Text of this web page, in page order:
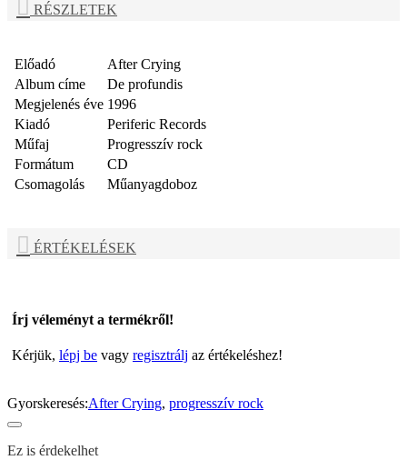
RÉSZLETEK
Előadó
After Crying
Album címe
De profundis
Megjelenés éve 1996
Kiadó
Periferic Records
Műfaj
Progresszív rock
Formátum
CD
Csomagolás
Műanyagdoboz
ÉRTÉKELÉSEK
Írj véleményt a termékről!
Kérjük, lépj be vagy regisztrálj az értékeléshez!
Gyorskeresés:After Crying, progresszív rock
Ez is érdekelhet